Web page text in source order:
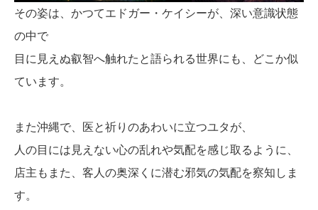
その姿は、かつてエドガー・ケイシーが、深い意識状態
の中で
目に見えぬ叡智へ触れたと語られる世界にも、どこか似
ています。
また沖縄で、医と祈りのあわいに立つユタが、
人の目には見えない心の乱れや気配を感じ取るように、
店主もまた、客人の奥深くに潜む邪気の気配を察知しま
す。